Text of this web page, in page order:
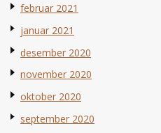
februar 2021
januar 2021
desember 2020
november 2020
oktober 2020
september 2020